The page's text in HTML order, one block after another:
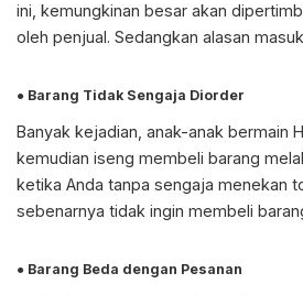
ini, kemungkinan besar akan
oleh penjual. Sedangkan alasan
● Barang Tidak Sengaja Diorder
Banyak kejadian, anak-anak bermain
kemudian iseng membeli barang
ketika Anda tanpa sengaja menekan
sebenarnya tidak ingin membeli
● Barang Beda dengan Pesanan